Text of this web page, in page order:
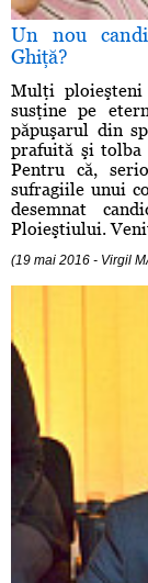
Un nou
Ghiţă?
Mulţi
susţine pe
păpuşarul din
prafuită şi tolba
Pentru că,
sufragiile unui
desemnat
Ploieştiului.
(19 mai 2016 - Virgil